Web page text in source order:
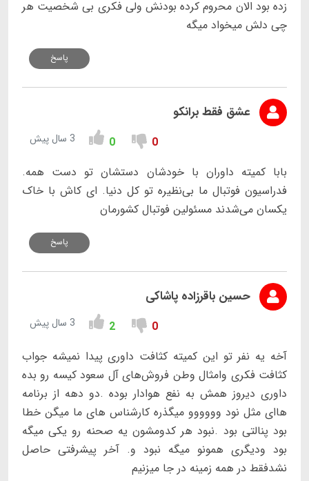
زده بود الان محروم کرده بودنش ولی فکری بی شخصیت هر
چی دلش میخواد میگه
پاسخ
عشق فقط برانکو
0
0 3 سال پیش
بابا کمیته داوران با خودشان دستشان تو دست همه.
فدراسیون فوتبال ما بی‌نظیره تو کل دنیا. ای کاش با خاک
یکسان می‌شدند مسئولین فوتبال کشورمان
پاسخ
حسین باقرزاده پاشاکی
0
2 3 سال پیش
آخه یه نفر تو این کمیته کثافت داوری پیدا نمیشه جواب
کثافت فکری وامثال وطن فروش‌های آل سعود کیسه رو بده
داوری دیروز همش به نفع هوادار بوده .دو دهه از برنامه
هاای مثل نود وووووو میگذره کارشناس های ما میگن خطا
بود پنالتی بود .نبود هر کدومشون یه صحنه رو یکی میگه
بود ودیگری همونو میگه نبود و. آخر پیشرفتی حاصل
نشدفقط در همه زمینه در جا میزنیم